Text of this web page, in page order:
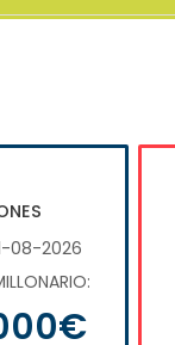
08-2026